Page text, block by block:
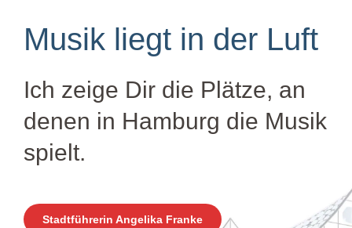
Musik liegt in der Luft
Ich zeige Dir die Plätze, an
denen in Hamburg die Musik
spielt.
Stadtführerin Angelika Franke